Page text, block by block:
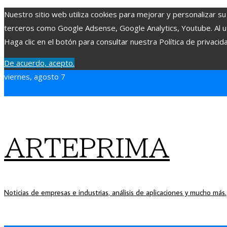
Nuestro sitio web utiliza cookies para mejorar y personalizar
terceros como Google Adsense, Google Analytics, Youtube.
Haga clic en el botón para consultar nuestra Política de
De acuerdo, acepto.
viernes, agosto 7
ARTEPRIMA
Noticias de empresas e industrias, análisis de aplicaciones y mucho más.